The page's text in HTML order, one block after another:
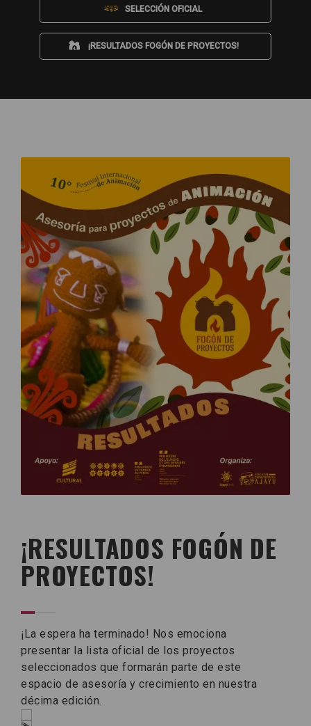
SELECCIÓN OFICIAL
¡RESULTADOS FOGÓN DE PROYECTOS!
¡RESULTADOS FOGÓN DE
PROYECTOS!
¡La espera ha terminado! Nos emociona
presentar la lista oficial de los proyectos
seleccionados que formarán parte de este
espacio de asesoría y crecimiento en nuestra
décima edición.